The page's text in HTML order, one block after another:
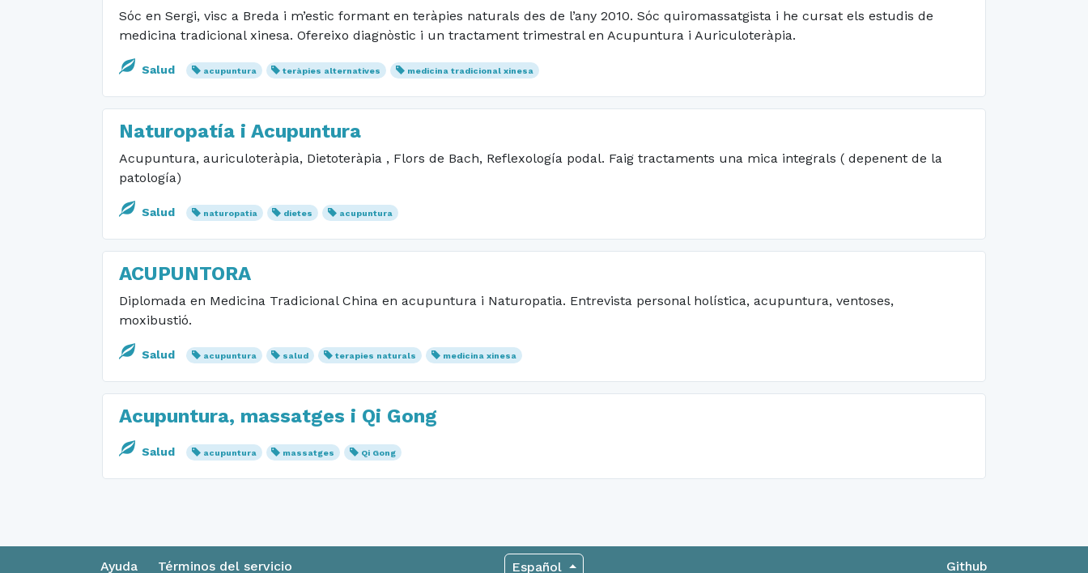
Sóc en Sergi, visc a Breda i m’estic formant en teràpies naturals des de l’any 2010. Sóc quiromassatgista i he cursat els estudis de
medicina tradicional xinesa. Ofereixo diagnòstic i un tractament trimestral en Acupuntura i Auriculoteràpia.
Salud acupuntura teràpies alternatives medicina tradicional xinesa
Naturopatía i Acupuntura
Acupuntura, auriculoteràpia, Dietoteràpia , Flors de Bach, Reflexología podal. Faig tractaments una mica integrals ( depenent de la
patología)
Salud naturopatia dietes acupuntura
ACUPUNTORA
Diplomada en Medicina Tradicional China en acupuntura i Naturopatia. Entrevista personal holística, acupuntura, ventoses,
moxibustió.
Salud acupuntura salud terapies naturals medicina xinesa
Acupuntura, massatges i Qi Gong
Salud acupuntura massatges Qi Gong
Ayuda Términos del servicio Español Github